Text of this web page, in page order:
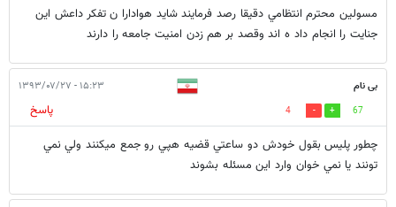
مسولين محترم انتظامي دقيقا رصد فرمايند شايد هوادارا ن تفكر داعش اين
جنايت را انجام داد ه اند وقصد بر هم زدن امنيت جامعه را دارند
بی نام ۱۵:۲۳ - ۱۳۹۳/۰۷/۲۷
67
4
پاسخ
چطور پليس بقول خودش دو ساعتي قضيه هپي رو جمع ميكنند ولي نمي
تونند يا نمي خوان وارد اين مسئله بشوند